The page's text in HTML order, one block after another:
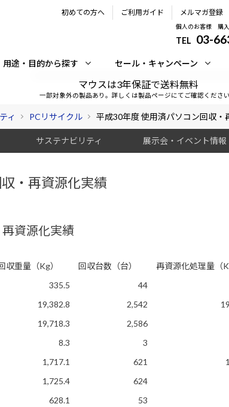
初めての方へ ご利用ガイド メルマガ登録
個人のお客様 購
TEL 03-
用途・目的から探す セール・キャンペーン
マウスは3年保証で送料無料
一部対象外の製品あり。詳しくは製品ページにてご確認ください
ィ PCリサイクル 平成30年度 使用済パソコン回収・
サステナビリティ 展示会・イベント情報
・再資源化実績
資源化実績
収重量（Kg） 回収台数（台） 再資源化処理量（
335.5
44
19,382.8
2,542
19,718.3
2,586
8.3
3
1,717.1
621
1,725.4
624
628.1
53